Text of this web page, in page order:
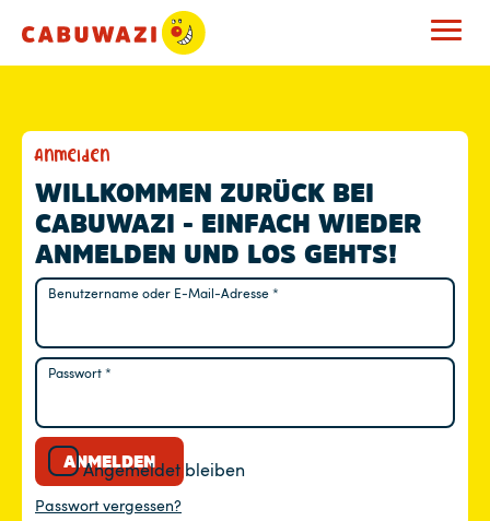
M
E
N
O
T
O
Anmelden
WILLKOMMEN ZURÜCK BEI
CABUWAZI - EINFACH WIEDER
ANMELDEN UND LOS GEHTS!
Benutzername oder E-Mail-Adresse*
Passwort*
Angemeldet bleiben
ANMELDEN
Passwort vergessen?